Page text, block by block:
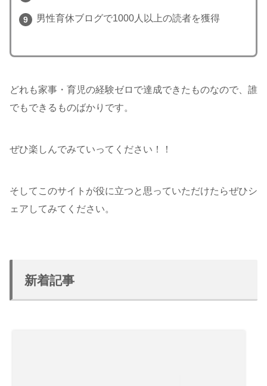
男性育休ブログで1000人以上の読者を獲得
どれも家事・育児の経験ゼロで達成できたものなので、誰
でもできるものばかりです。
ぜひ楽しんでみていってください！！
そしてこのサイトが役に立つと思っていただけたらぜひシ
ェアしてみてください。
新着記事